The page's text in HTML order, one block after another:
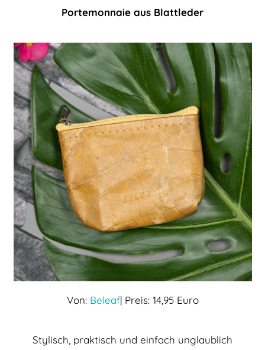
Portemonnaie aus Blattleder
Von: Beleaf| Preis: 14,95 Euro
Stylisch, praktisch und einfach unglaublich